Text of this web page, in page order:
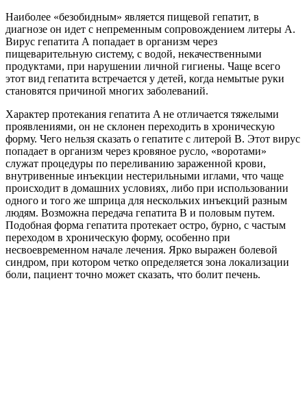
Наиболее «безобидным» является пищевой гепатит, в
диагнозе он идет с непременным сопровождением литеры А.
Вирус гепатита А попадает в организм через
пищеварительную систему, с водой, некачественными
продуктами, при нарушении личной гигиены. Чаще всего
этот вид гепатита встречается у детей, когда немытые руки
становятся причиной многих заболеваний.
Характер протекания гепатита A не отличается тяжелыми
проявлениями, он не склонен переходить в хроническую
форму. Чего нельзя сказать о гепатите с литерой B. Этот вирус
попадает в организм через кровяное русло, «воротами»
служат процедуры по переливанию зараженной крови,
внутривенные инъекции нестерильными иглами, что чаще
происходит в домашних условиях, либо при использовании
одного и того же шприца для нескольких инъекций разным
людям. Возможна передача гепатита B и половым путем.
Подобная форма гепатита протекает остро, бурно, с частым
переходом в хроническую форму, особенно при
несвоевременном начале лечения. Ярко выражен болевой
синдром, при котором четко определяется зона локализации
боли, пациент точно может сказать, что болит печень.